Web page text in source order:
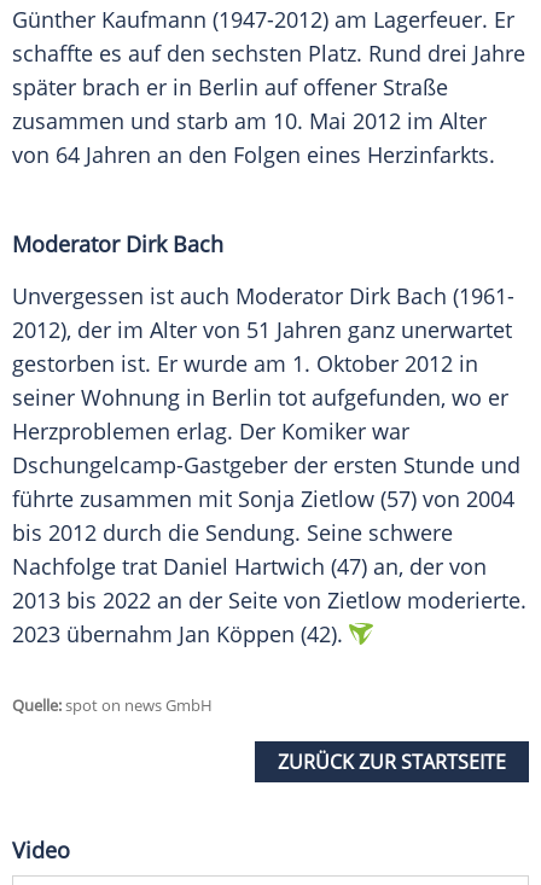
Günther Kaufmann (1947-2012) am Lagerfeuer. Er
schaffte es auf den sechsten Platz. Rund drei Jahre
später brach er in Berlin auf offener Straße
zusammen und starb am 10. Mai 2012 im Alter
von 64 Jahren an den Folgen eines Herzinfarkts.
Moderator Dirk Bach
Unvergessen ist auch Moderator Dirk Bach (1961-
2012), der im Alter von 51 Jahren ganz unerwartet
gestorben ist. Er wurde am 1. Oktober 2012 in
seiner Wohnung in Berlin tot aufgefunden, wo er
Herzproblemen erlag. Der Komiker war
Dschungelcamp-Gastgeber der ersten Stunde und
führte zusammen mit Sonja Zietlow (57) von 2004
bis 2012 durch die Sendung. Seine schwere
Nachfolge trat Daniel Hartwich (47) an, der von
2013 bis 2022 an der Seite von Zietlow moderierte.
2023 übernahm Jan Köppen (42).
Quelle:spot on news GmbH
ZURÜCK ZUR STARTSEITE
Video